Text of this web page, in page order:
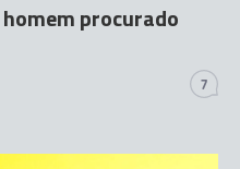
homem procurado
7